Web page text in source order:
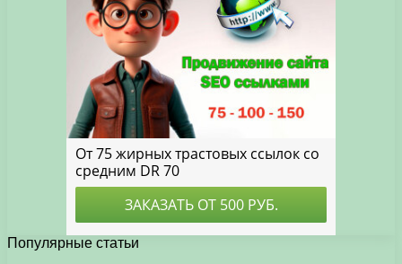
Популярные статьи